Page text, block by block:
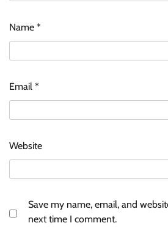
Name *
Email *
Website
Save my name, email, and
next time I comment.